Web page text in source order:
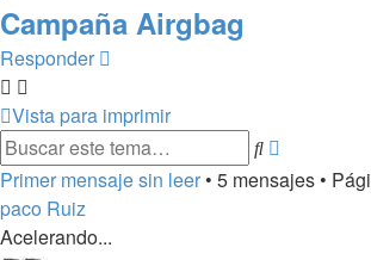
Campaña Airgbag
Responder
Vista para imprimir
Buscar
avanzada
Primer mensaje sin leer • 5 mensajes •
paco Ruiz
Acelerando...